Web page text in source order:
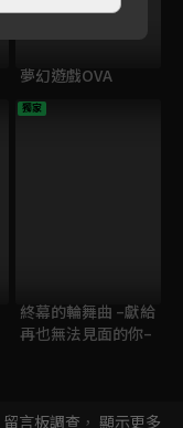
夢幻遊戲OVA
獨家
終幕的輪舞曲 –獻給
再也無法見面的你–
留言板調查 ， 顯示更多